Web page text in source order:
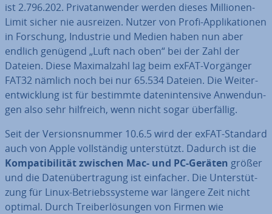
ist 2.796.202. Pri­vat­an­wen­der werden dieses Millionen-
Limit sicher nie ausreizen. Nutzer von Profi-Ap­pli­ka­tio­nen
in Forschung, Industrie und Medien haben nun aber
endlich genügend „Luft nach oben“ bei der Zahl der
Dateien. Diese Ma­xi­mal­zahl lag beim exFAT-Vorgänger
FAT32 nämlich noch bei nur 65.534 Dateien. Die Wei­ter­
ent­wick­lung ist für bestimmte da­ten­in­ten­si­ve An­wen­dun­
gen also sehr hilfreich, wenn nicht sogar über­fäl­lig.
Seit der Ver­si­ons­num­mer 10.6.5 wird der exFAT-Standard
auch von Apple voll­stän­dig un­ter­stützt. Dadurch ist die
Kom­pa­ti­bi­li­tät zwischen Mac- und PC-Geräten größer
und die Da­ten­über­tra­gung ist einfacher. Die Un­ter­stüt­
zung für Linux-Be­triebs­sys­te­me war längere Zeit nicht
optimal. Durch Trei­ber­lö­sun­gen von Firmen wie